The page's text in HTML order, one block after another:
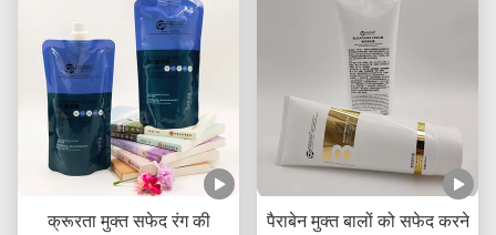
क्रूरता मुक्त सफेद रंग की
पैराबेन मुक्त बालों को सफेद करने